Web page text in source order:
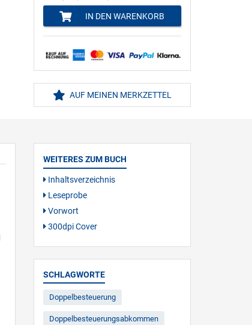
IN DEN WARENKORB
AUF MEINEN MERKZETTEL
WEITERES ZUM BUCH
Inhaltsverzeichnis
Leseprobe
Vorwort
300dpi Cover
SCHLAGWORTE
Doppelbesteuerung
Doppelbesteuerungsabkommen